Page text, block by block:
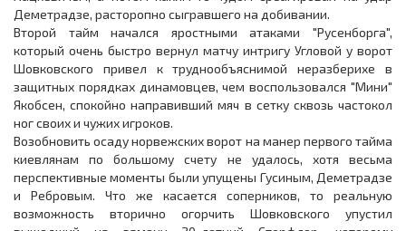
Деметрадзе, расторопно сыгравшего на добивании.
Второй тайм начался яростными атаками "Русенборга",
который очень быстро вернул матчу интригу Угловой у ворот
Шовковского привел к труднообъяснимой неразберихе в
защитных порядках динамовцев, чем воспользовался "Мини"
Якобсен, спокойно направивший мяч в сетку сквозь частокол
ног своих и чужих игроков.
Возобновить осаду норвежских ворот на манер первого тайма
киевлянам по большому счету не удалось, хотя весьма
перспективные моменты были упущены Гусиным, Деметрадзе
и Ребровым. Что же касается соперников, то реальную
возможность вторично огорчить Шовковского упустил